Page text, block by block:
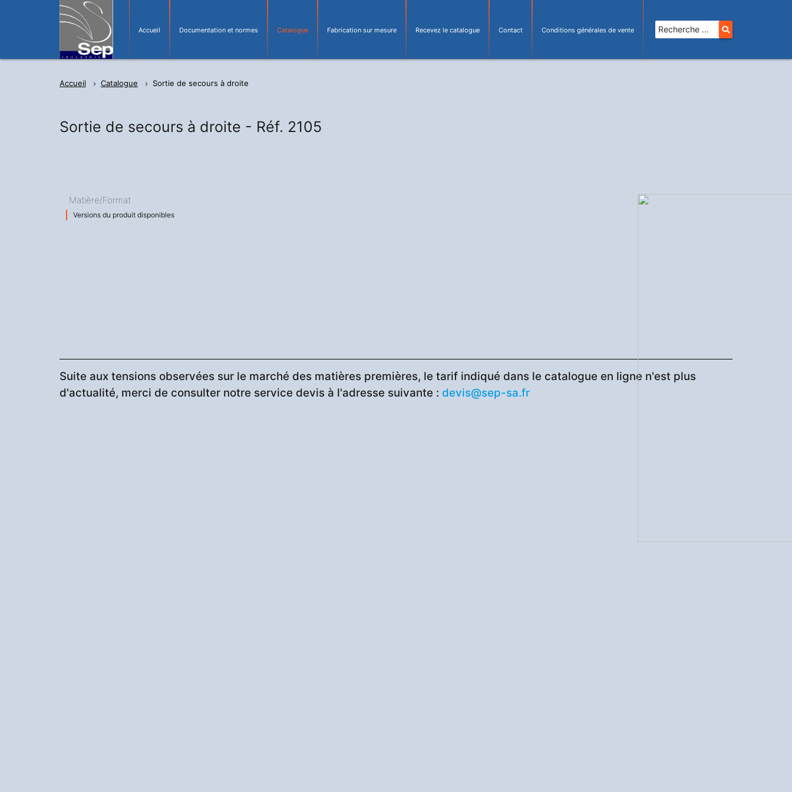
Accueil Documentation et normes Catalogue Fabrication sur mesure Recevez le catalogue Contact Conditions générales de vente
Accueil Catalogue Sortie de secours à droite
Sortie de secours à droite - Réf. 2105
Matière/Format
Versions du produit disponibles
Suite aux tensions observées sur le marché des matières premières, le tarif indiqué dans le catalogue en ligne n'est plus
d'actualité, merci de consulter notre service devis à l'adresse suivante : devis@sep-sa.fr